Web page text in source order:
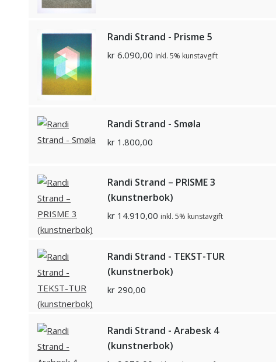
Randi Strand - Prisme 5
kr 6.090,00 inkl. 5% kunstavgift
Randi Strand - Smøla
kr 1.800,00
Randi Strand – PRISME 3
(kunstnerbok)
kr 14.910,00 inkl. 5% kunstavgift
Randi Strand - TEKST-TUR
(kunstnerbok)
kr 290,00
Randi Strand - Arabesk 4
(kunstnerbok)